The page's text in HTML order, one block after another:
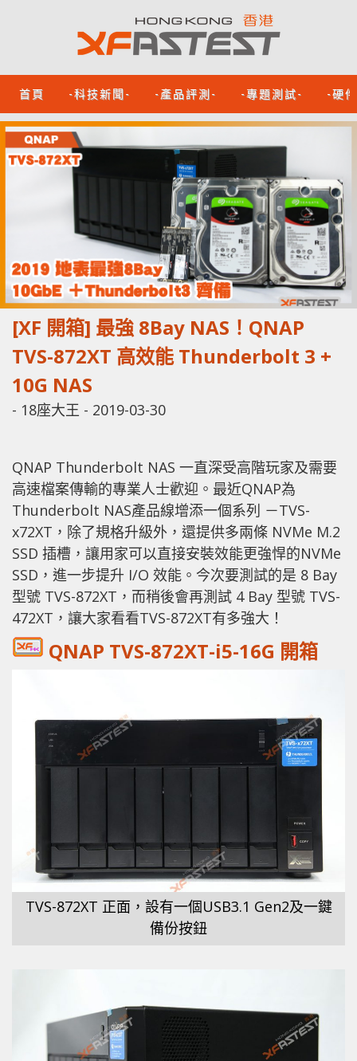
首頁 -科技新聞- -產品評測- -專題測試- -硬
[XF 開箱] 最強 8Bay NAS！QNAP
TVS-872XT 高效能 Thunderbolt 3 +
10G NAS
- 18座大王 - 2019-03-30
QNAP Thunderbolt NAS 一直深受高階玩家及需要
高速檔案傳輸的專業人士歡迎。最近QNAP為
Thunderbolt NAS產品線增添一個系列 －TVS-
x72XT，除了規格升級外，還提供多兩條 NVMe M.2
SSD 插槽，讓用家可以直接安裝效能更強悍的NVMe
SSD，進一步提升 I/O 效能。今次要測試的是 8 Bay
型號 TVS-872XT，而稍後會再測試 4 Bay 型號 TVS-
472XT，讓大家看看TVS-872XT有多強大！
QNAP TVS-872XT-i5-16G 開箱
TVS-872XT 正面，設有一個USB3.1 Gen2及一鍵
備份按鈕